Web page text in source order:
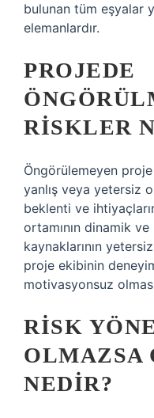
bulunan tüm eşyalar
elemanlardır.
PROJEDE
RISKLER
Öngörülemeyen
yanlış veya yetersiz
beklenti ve
ortamının dinamik
kaynaklarının
proje ekibinin
motivasyonsuz
RISK
OLMAZSA
NEDIR?